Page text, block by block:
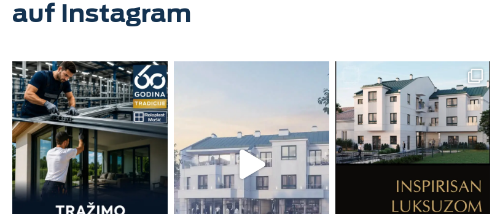
auf Instagram